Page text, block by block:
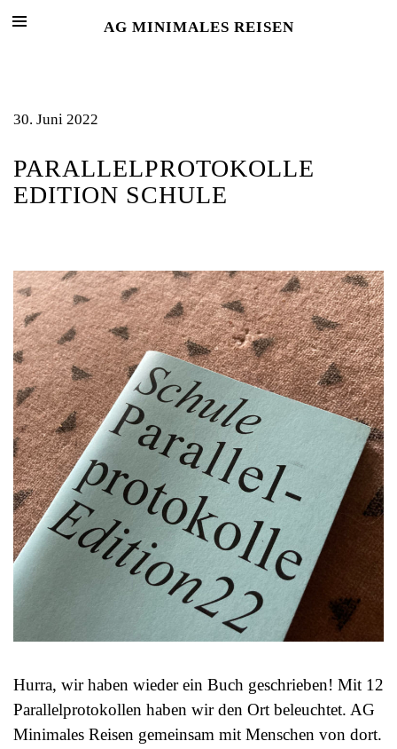
AG MINIMALES REISEN
30. Juni 2022
PARALLELPROTOKOLLE
EDITION SCHULE
Hurra, wir haben wieder ein Buch geschrieben! Mit 12
Parallelprotokollen haben wir den Ort beleuchtet. AG
Minimales Reisen gemeinsam mit Menschen von dort.